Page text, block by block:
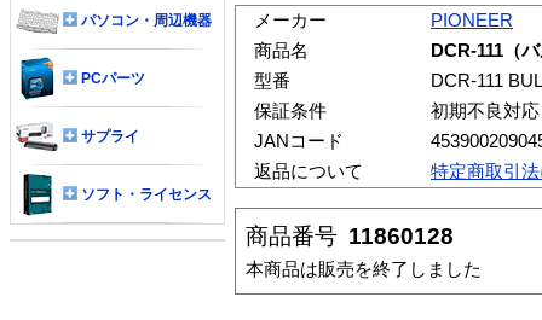
メーカー
PIONEER
商品名
DCR-111（
型番
DCR-111
保証条件
初期不良対
JANコード
返品について
特定商取引
商品番号 11860128
本商品は販売を終了しました
パソコン・周辺機器
PCパーツ
サプライ
ソフト・ライセンス